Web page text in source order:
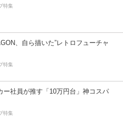
特集
、自ら描いた”レトロフューチャ
特集
ー社員が推す「10万円台」神コスパ
特集